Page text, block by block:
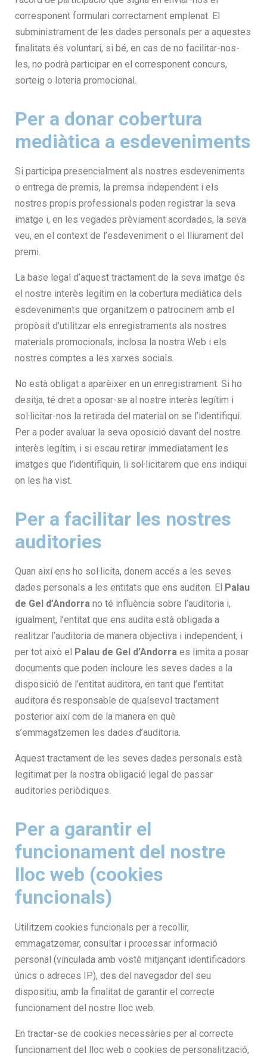
corresponent formulari correctament emplenat. El
subministrament de les dades personals per a aquestes
finalitats és voluntari, si bé, en cas de no facilitar-nos-
les, no podrà participar en el corresponent concurs,
sorteig o loteria promocional.
Per a donar cobertura
mediàtica a esdeveniments
Si participa presencialment als nostres esdeveniments
o entrega de premis, la premsa independent i els
nostres propis professionals poden registrar la seva
imatge i, en les vegades prèviament acordades, la seva
veu, en el context de l’esdeveniment o el lliurament del
premi.
La base legal d’aquest tractament de la seva imatge és
el nostre interès legítim en la cobertura mediàtica dels
esdeveniments que organitzem o patrocinem amb el
propòsit d’utilitzar els enregistraments als nostres
materials promocionals, inclosa la nostra Web i els
nostres comptes a les xarxes socials.
No està obligat a aparèixer en un enregistrament. Si ho
desitja, té dret a oposar-se al nostre interès legítim i
sol·licitar-nos la retirada del material on se l’identifiqui.
Per a poder avaluar la seva oposició davant del nostre
interès legítim, i si escau retirar immediatament les
imatges que l’identifiquin, li sol·licitarem que ens indiqui
on les ha vist.
Per a facilitar les nostres
auditories
Quan així ens ho sol·licita, donem accés a les seves
dades personals a les entitats que ens auditen. El Palau
de Gel d’Andorra no té influència sobre l’auditoria i,
igualment, l’entitat que ens audita està obligada a
realitzar l’auditoria de manera objectiva i independent, i
per tot això el
Palau de Gel d’Andorra es limita a posar
documents que poden incloure les seves dades a la
disposició de l’entitat auditora, en tant que l’entitat
auditora és responsable de qualsevol tractament
posterior així com de la manera en què
s’emmagatzemen les dades d’auditoria.
Aquest tractament de les seves dades personals està
legitimat per la nostra obligació legal de passar
auditories periòdiques.
Per a garantir el
funcionament del nostre
lloc web (cookies
funcionals)
Utilitzem cookies funcionals per a recollir,
emmagatzemar, consultar i processar informació
personal (vinculada amb vostè mitjançant identificadors
únics o adreces IP), des del navegador del seu
dispositiu, amb la finalitat de garantir el correcte
funcionament del nostre lloc web.
En tractar-se de cookies necessàries per al correcte
funcionament del lloc web o cookies de personalització,